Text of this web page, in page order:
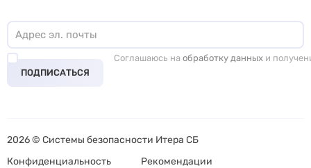
ПОДПИСАТЬСЯ
Соглашаюсь на обработку данных и
2026 © Системы безопасности Итера СБ
Конфиденциальность
Рекомендации